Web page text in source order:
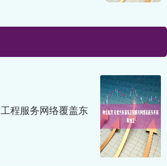
程服务网络覆盖东